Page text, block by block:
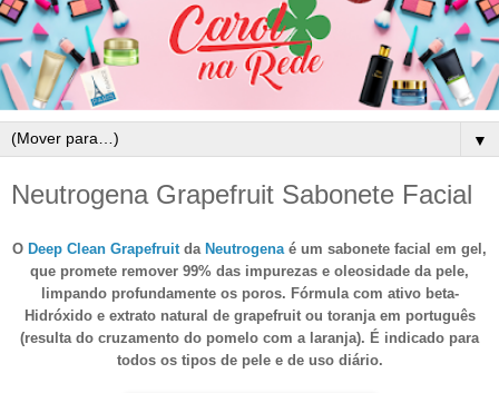
▼
Neutrogena Grapefruit Sabonete Facial
O Deep Clean Grapefruit da Neutrogena é um sabonete facial em gel,
que promete remover 99% das impurezas e oleosidade da pele,
limpando profundamente os poros. Fórmula com ativo beta-
Hidróxido e extrato natural de grapefruit ou toranja em português
(resulta do cruzamento do pomelo com a laranja). É indicado para
todos os tipos de pele e de uso diário.